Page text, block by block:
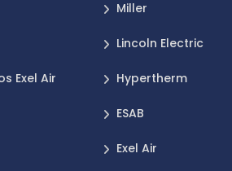
Exel Air
Miller
Lincoln Electric
Hypertherm
ESAB
Exel Air